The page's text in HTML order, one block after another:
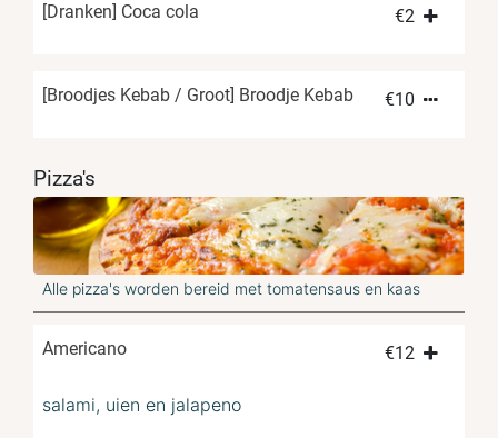
[Dranken] Coca cola €2
[Broodjes Kebab / Groot] Broodje Kebab €10
Pizza's
Alle pizza's worden bereid met tomatensaus en kaas
Americano €12
salami, uien en jalapeno